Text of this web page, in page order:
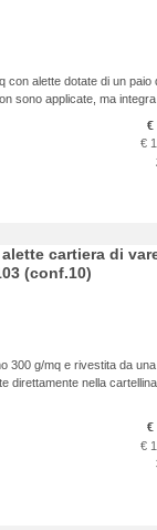
con alette dotate di un paio
sono applicate, ma
€
€
cartiera di
(conf.10)
300 g/mq e rivestita da una
direttamente nella
€
€